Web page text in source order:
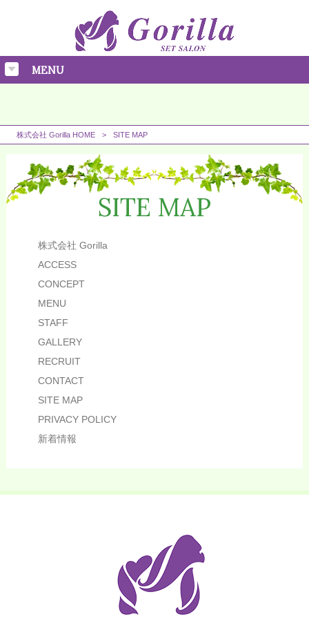
MENU
株式会社 Gorilla HOME > SITE MAP
SITE MAP
株式会社 Gorilla
ACCESS
CONCEPT
MENU
STAFF
GALLERY
RECRUIT
CONTACT
SITE MAP
PRIVACY POLICY
新着情報